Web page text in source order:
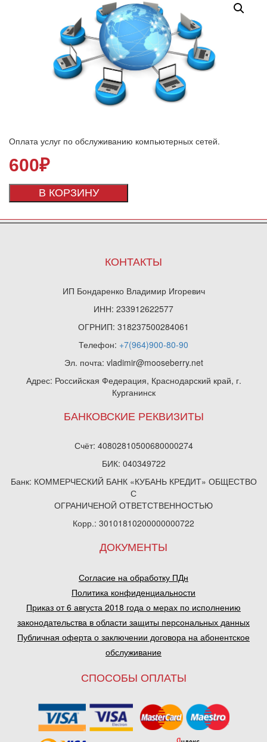
Оплата услуг по обслуживанию компьютерных сетей.
600₽
В КОРЗИНУ
КОНТАКТЫ
ИП Бондаренко Владимир Игоревич
ИНН: 233912622577
ОГРНИП: 318237500284061
Телефон: +7(964)900-80-90
Эл. почта: vladimir@mooseberry.net
Адрес: Российская Федерация, Краснодарский край, г.
Курганинск
БАНКОВСКИЕ РЕКВИЗИТЫ
Счёт: 40802810500680000274
БИК: 040349722
Банк: КОММЕРЧЕСКИЙ БАНК «КУБАНЬ КРЕДИТ» ОБЩЕСТВО
С
ОГРАНИЧЕНОЙ ОТВЕТСТВЕННОСТЬЮ
Корр.: 30101810200000000722
ДОКУМЕНТЫ
Согласие на обработку ПДн
Политика конфиденциальности
Приказ от 6 августа 2018 года о мерах по исполнению
законодательства в области защиты персональных данных
Публичная оферта о заключении договора на абонентское
обслуживание
СПОСОБЫ ОПЛАТЫ